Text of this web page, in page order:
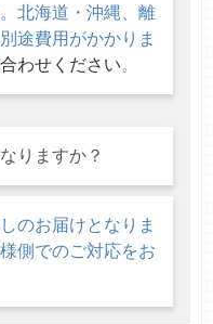
北海道・沖縄、離
途費用がかかりま
わせください。
りますか？
のお届けとなりま
側でのご対応をお